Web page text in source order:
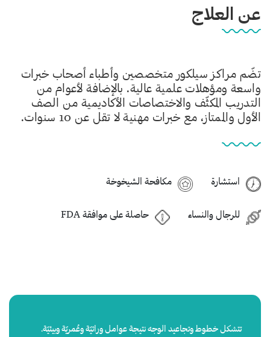
عن العلاج
تضّم مراكز سيلكور متخصصين وأطباء أصحاب خبرات
واسعة ومؤهلات علمية عالية. بالإضافة لأعوام من
التدريب المكثّف والاختصاصات الأكاديمية من الصف
الأول والممتاز، مع خبرات مهنية لا تقل عن 10 سنوات.
استشارة مكافحة الشيخوخة
للرجال والنساء حاصلة على موافقة FDA
تتشكل خطوط وتجاعيد الوجه نتيجة عوامل وراثيّة وعُمريّة وبيئيّة.